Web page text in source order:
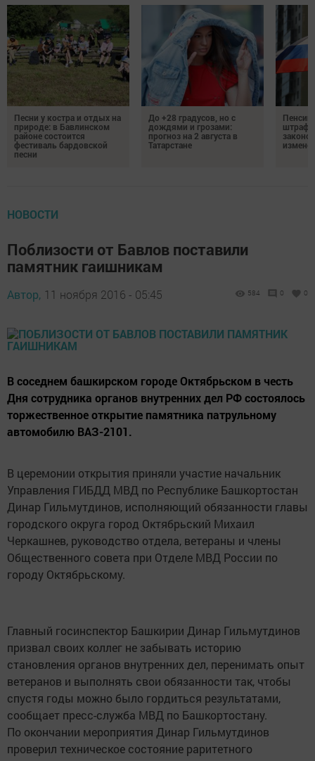
Песни у костра и отдых на
природе: в Бавлинском
районе состоится
фестиваль бардовской
песни
До +28 градусов, но с
дождями и грозами:
прогноз на 2 августа в
Татарстане
НОВОСТИ
Поблизости от Бавлов поставили
памятник гаишникам
Автор, 11 ноября 2016 - 05:45 584 0 0
В соседнем башкирском городе Октябрьском в честь
Дня сотрудника органов внутренних дел РФ состоялось
торжественное открытие памятника патрульному
автомобилю ВАЗ-2101.
В церемонии открытия приняли участие начальник
Управления ГИБДД МВД по Республике Башкортостан
Динар Гильмутдинов, исполняющий обязанности главы
городского округа город Октябрьский Михаил
Черкашнев, руководство отдела, ветераны и члены
Общественного совета при Отделе МВД России по
городу Октябрьскому.
Главный госинспектор Башкирии Динар Гильмутдинов
призвал своих коллег не забывать историю
становления органов внутренних дел, перенимать опыт
ветеранов и выполнять свои обязанности так, чтобы
спустя годы можно было гордиться результатами,
сообщает пресс-служба МВД по Башкортостану.
По окончании мероприятия Динар Гильмутдинов
проверил техническое состояние раритетного